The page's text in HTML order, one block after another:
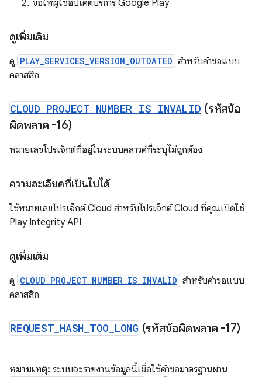
ขอให้ผู้ใช้อัปเดตบริการ Google Play
ดูเพิ่มเติม
ดู PLAY_SERVICES_VERSION_OUTDATED สำหรับคำขอแบบ
คลาสสิก
CLOUD PROJECT NUMBER IS INVALID (รหัสข้อ
ผิดพลาด -16)
หมายเลขโปรเจ็กต์ที่อยู่ในระบบคลาวด์ที่ระบุไม่ถูกต้อง
ความละเอียดที่เป็นไปได้
ใช้หมายเลขโปรเจ็กต์ Cloud สำหรับโปรเจ็กต์ Cloud ที่คุณเปิดใช้
Play Integrity API
ดูเพิ่มเติม
ดู CLOUD_PROJECT_NUMBER_IS_INVALID สำหรับคำขอแบบ
คลาสสิก
REQUEST HASH TOO LONG (รหัสข้อผิดพลาด -17)
หมายเหตุ: ระบบจะรายงานข้อมูลนี้เมื่อใช้คำขอมาตรฐานผ่าน